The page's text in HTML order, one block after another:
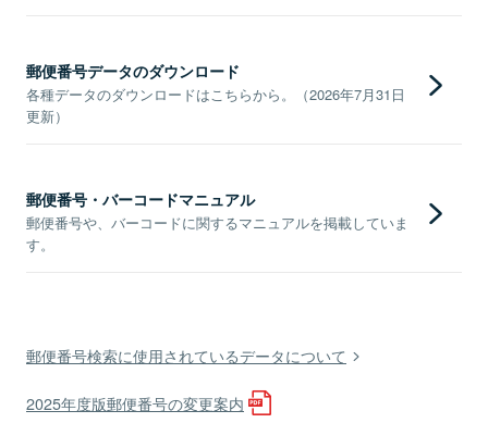
郵便番号データのダウンロード
各種データのダウンロードはこちらから。（2026年7月31日
更新）
郵便番号・バーコードマニュアル
郵便番号や、バーコードに関するマニュアルを掲載していま
す。
郵便番号検索に使用されているデータについて
2025年度版郵便番号の変更案内